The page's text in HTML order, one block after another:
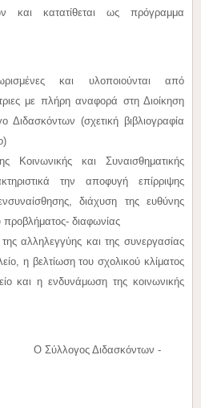
και κατατίθεται ως πρόγραμμα
και υλοποιούνται από
με πλήρη αναφορά στη Διοίκηση
Διδασκόντων (σχετική βιβλιογραφία
Κοινωνικής και Συναισθηματικής
την αποφυγή επίρριψης
διάχυση της ευθύνης
προβλήματος- διαφωνίας
αλληλεγγύης και της συνεργασίας
η βελτίωση του σχολικού κλίματος
και η ενδυνάμωση της κοινωνικής
Διδασκόντων -